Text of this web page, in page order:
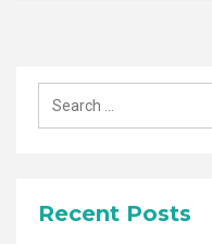
Search
Recent Posts